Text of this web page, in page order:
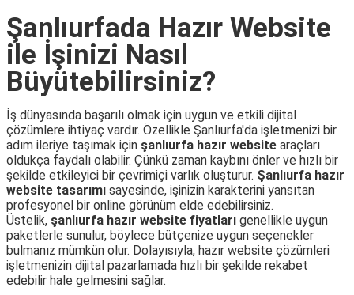
Şanlıurfada Hazır Website
ile İşinizi Nasıl
Büyütebilirsiniz?
İş dünyasında başarılı olmak için uygun ve etkili dijital
çözümlere ihtiyaç vardır. Özellikle Şanlıurfa'da işletmenizi bir
adım ileriye taşımak için şanlıurfa hazır website araçları
oldukça faydalı olabilir. Çünkü zaman kaybını önler ve hızlı bir
şekilde etkileyici bir çevrimiçi varlık oluşturur. Şanlıurfa hazır
website tasarımı sayesinde, işinizin karakterini yansıtan
profesyonel bir online görünüm elde edebilirsiniz.
Üstelik, şanlıurfa hazır website fiyatları genellikle uygun
paketlerle sunulur, böylece bütçenize uygun seçenekler
bulmanız mümkün olur. Dolayısıyla, hazır website çözümleri
işletmenizin dijital pazarlamada hızlı bir şekilde rekabet
edebilir hale gelmesini sağlar.